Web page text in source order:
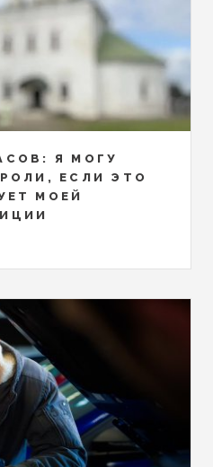
Я МОГУ
ЕСЛИ ЭТО
МОЕЙ